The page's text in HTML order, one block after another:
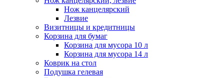
Нож канцелярский
Лезвие
Визитницы и кредитницы
Корзина для бумаг
Корзина для мусора 10 л
Корзина для мусора 14 л
Коврик на стол
Подушка гелевая